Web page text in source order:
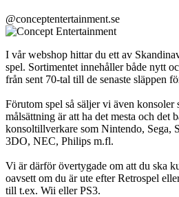
@conceptentertainment.se
I vår webshop hittar du ett av
spel. Sortimentet innehåller både nytt
från sent 70-tal till de senaste släppen
Förutom spel så säljer vi även
målsättning är att ha det mesta och det
konsoltillverkare som Nintendo, Sega,
3DO, NEC, Philips m.fl.
Vi är därför övertygade om att du ska
oavsett om du är ute efter Retrospel
till t.ex. Wii eller PS3.